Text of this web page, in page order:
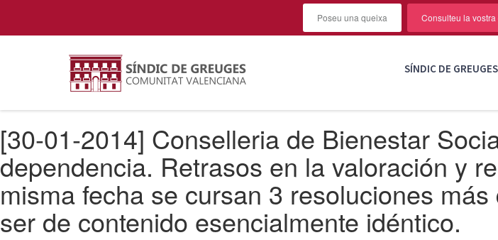
Poseu una queixa Consulteu la
SÍNDIC DE GREUGES
[30-01-2014] Conselleria de Bienestar
dependencia. Retrasos en la valoración y
misma fecha se cursan 3 resoluciones
ser de contenido esencialmente idéntico.